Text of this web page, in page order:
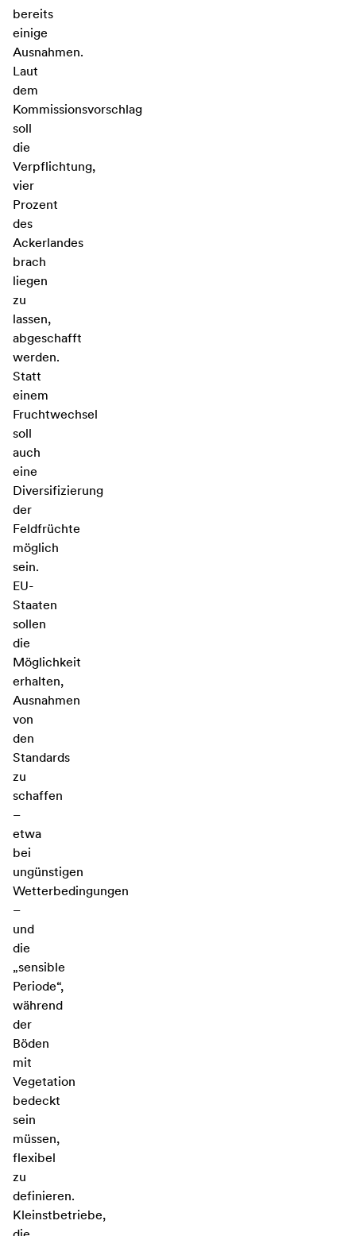
bereits
einige
Ausnahmen.
Laut
dem
Kommissionsvorschlag
soll
die
Verpflichtung,
vier
Prozent
des
Ackerlandes
brach
liegen
zu
lassen,
abgeschafft
werden.
Statt
einem
Fruchtwechsel
soll
auch
eine
Diversifizierung
der
Feldfrüchte
möglich
sein.
EU-
Staaten
sollen
die
Möglichkeit
erhalten,
Ausnahmen
von
den
Standards
zu
schaffen
–
etwa
bei
ungünstigen
Wetterbedingungen
–
und
die
„sensible
Periode“,
während
der
Böden
mit
Vegetation
bedeckt
sein
müssen,
flexibel
zu
definieren.
Kleinstbetriebe,